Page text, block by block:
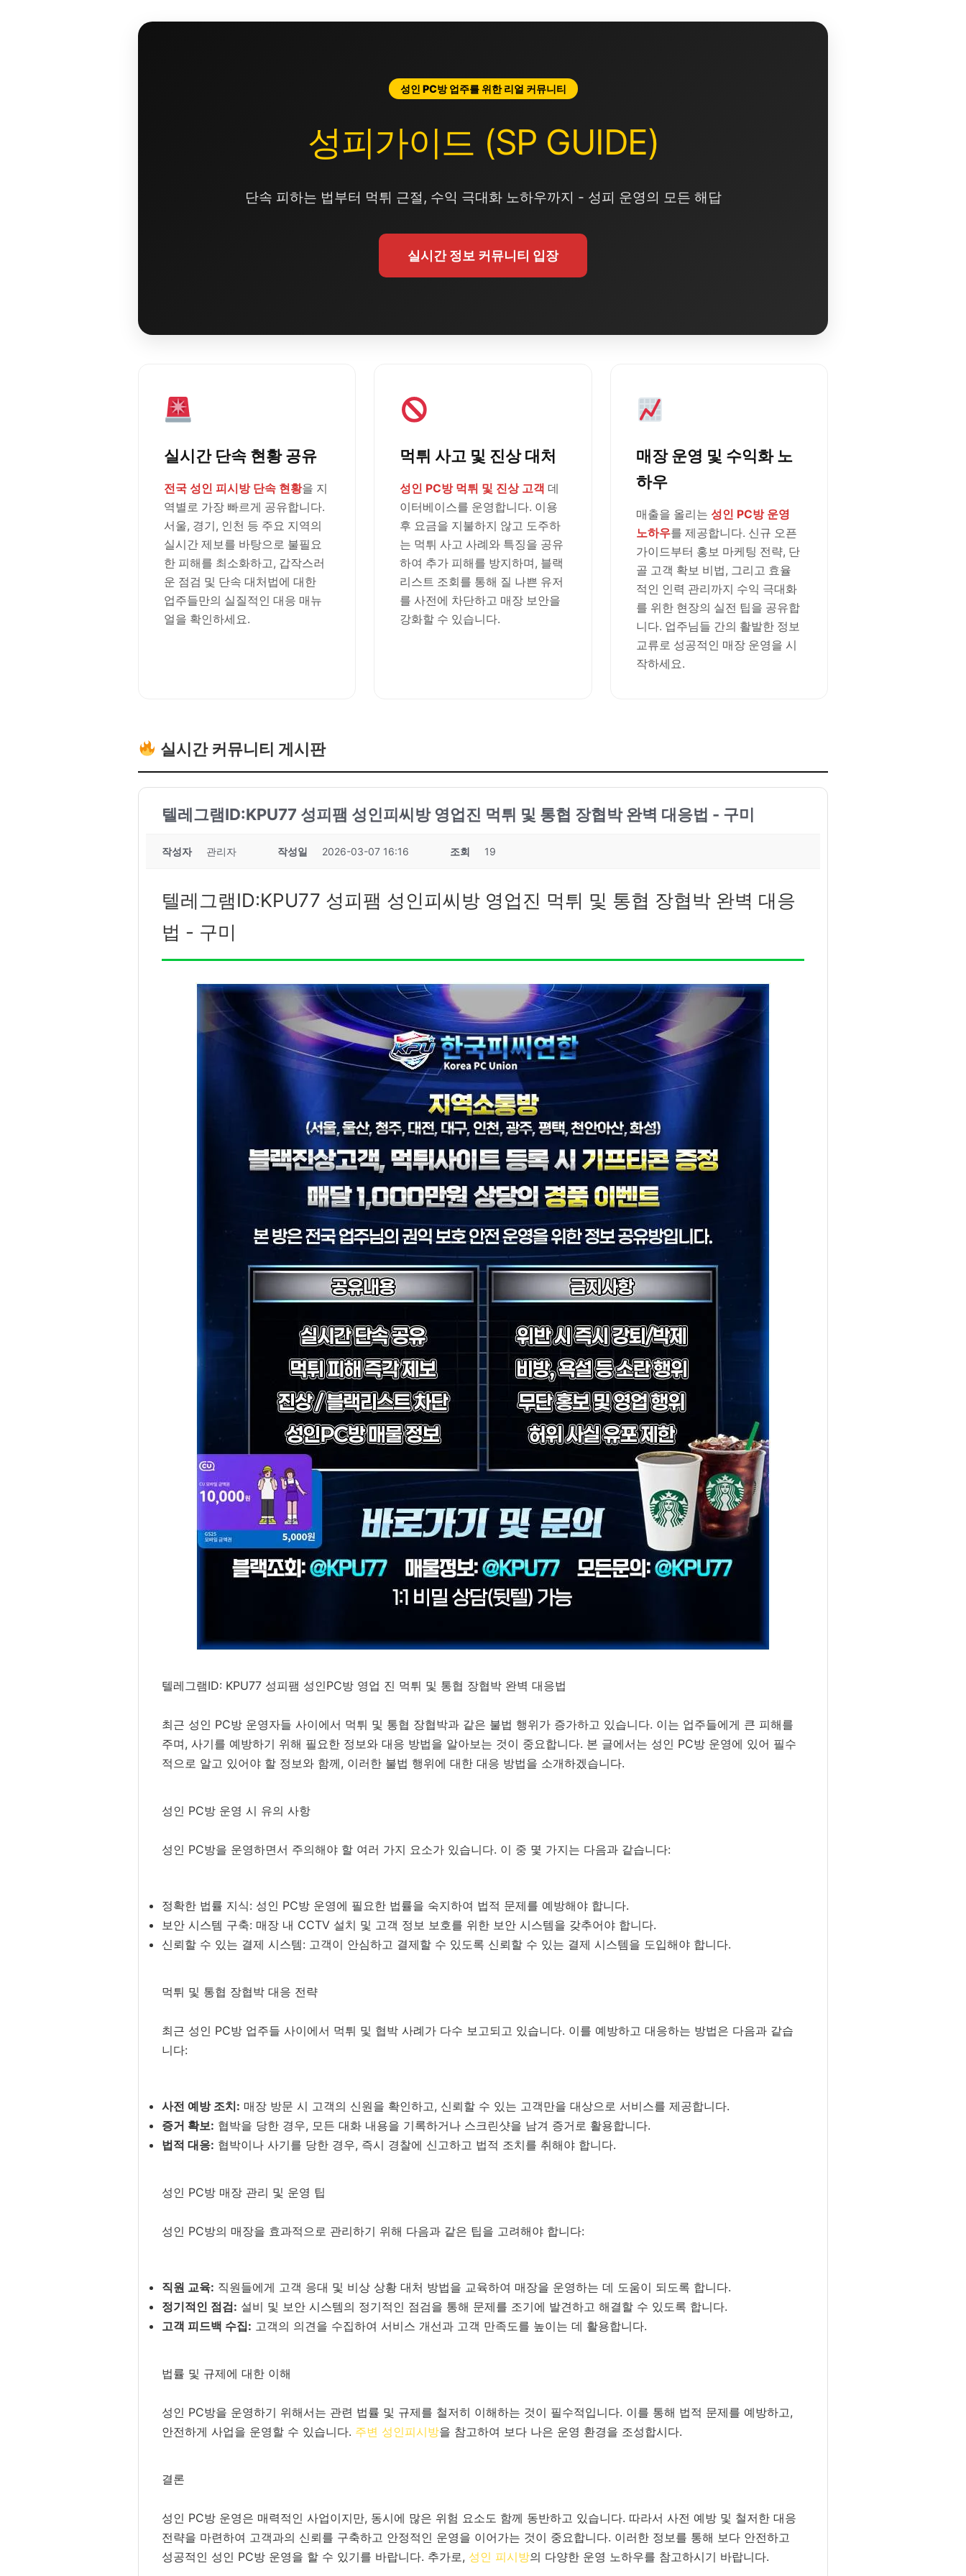
성인 PC방 업주를 위한 리얼 커뮤니티
성피가이드 (SP GUIDE)
단속 피하는 법부터 먹튀 근절, 수익 극대화 노하우까지 - 성피 운영의 모든 해답
실시간 정보 커뮤니티 입장
실시간 단속 현황 공유
전국 성인 피시방 단속 현황을 지
역별로 가장 빠르게 공유합니다.
서울, 경기, 인천 등 주요 지역의
실시간 제보를 바탕으로 불필요
한 피해를 최소화하고, 갑작스러
운 점검 및 단속 대처법에 대한
업주들만의 실질적인 대응 매뉴
얼을 확인하세요.
먹튀 사고 및 진상 대처
성인 PC방 먹튀 및 진상 고객 데
이터베이스를 운영합니다. 이용
후 요금을 지불하지 않고 도주하
는 먹튀 사고 사례와 특징을 공유
하여 추가 피해를 방지하며, 블랙
리스트 조회를 통해 질 나쁜 유저
를 사전에 차단하고 매장 보안을
강화할 수 있습니다.
매장 운영 및 수익화 노
하우
매출을 올리는 성인 PC방 운영
노하우를 제공합니다. 신규 오픈
가이드부터 홍보 마케팅 전략, 단
골 고객 확보 비법, 그리고 효율
적인 인력 관리까지 수익 극대화
를 위한 현장의 실전 팁을 공유합
니다. 업주님들 간의 활발한 정보
교류로 성공적인 매장 운영을 시
작하세요.
실시간 커뮤니티 게시판
텔레그램ID:KPU77 성피팸 성인피씨방 영업진 먹튀 및 통협 장협박 완벽 대응법 - 구미
작성자 관리자 작성일 2026-03-07 16:16 조회 19
텔레그램ID:KPU77 성피팸 성인피씨방 영업진 먹튀 및 통협 장협박 완벽 대응
법 - 구미
텔레그램ID: KPU77 성피팸 성인PC방 영업 진 먹튀 및 통협 장협박 완벽 대응법
최근 성인 PC방 운영자들 사이에서 먹튀 및 통협 장협박과 같은 불법 행위가 증가하고 있습니다. 이는 업주들에게 큰 피해를
주며, 사기를 예방하기 위해 필요한 정보와 대응 방법을 알아보는 것이 중요합니다. 본 글에서는 성인 PC방 운영에 있어 필수
적으로 알고 있어야 할 정보와 함께, 이러한 불법 행위에 대한 대응 방법을 소개하겠습니다.
성인 PC방 운영 시 유의 사항
성인 PC방을 운영하면서 주의해야 할 여러 가지 요소가 있습니다. 이 중 몇 가지는 다음과 같습니다:
정확한 법률 지식: 성인 PC방 운영에 필요한 법률을 숙지하여 법적 문제를 예방해야 합니다.
보안 시스템 구축: 매장 내 CCTV 설치 및 고객 정보 보호를 위한 보안 시스템을 갖추어야 합니다.
신뢰할 수 있는 결제 시스템: 고객이 안심하고 결제할 수 있도록 신뢰할 수 있는 결제 시스템을 도입해야 합니다.
먹튀 및 통협 장협박 대응 전략
최근 성인 PC방 업주들 사이에서 먹튀 및 협박 사례가 다수 보고되고 있습니다. 이를 예방하고 대응하는 방법은 다음과 같습
니다:
사전 예방 조치: 매장 방문 시 고객의 신원을 확인하고, 신뢰할 수 있는 고객만을 대상으로 서비스를 제공합니다.
증거 확보: 협박을 당한 경우, 모든 대화 내용을 기록하거나 스크린샷을 남겨 증거로 활용합니다.
법적 대응: 협박이나 사기를 당한 경우, 즉시 경찰에 신고하고 법적 조치를 취해야 합니다.
성인 PC방 매장 관리 및 운영 팁
성인 PC방의 매장을 효과적으로 관리하기 위해 다음과 같은 팁을 고려해야 합니다:
직원 교육: 직원들에게 고객 응대 및 비상 상황 대처 방법을 교육하여 매장을 운영하는 데 도움이 되도록 합니다.
정기적인 점검: 설비 및 보안 시스템의 정기적인 점검을 통해 문제를 조기에 발견하고 해결할 수 있도록 합니다.
고객 피드백 수집: 고객의 의견을 수집하여 서비스 개선과 고객 만족도를 높이는 데 활용합니다.
법률 및 규제에 대한 이해
성인 PC방을 운영하기 위해서는 관련 법률 및 규제를 철저히 이해하는 것이 필수적입니다. 이를 통해 법적 문제를 예방하고,
안전하게 사업을 운영할 수 있습니다. 주변 성인피시방을 참고하여 보다 나은 운영 환경을 조성합시다.
결론
성인 PC방 운영은 매력적인 사업이지만, 동시에 많은 위험 요소도 함께 동반하고 있습니다. 따라서 사전 예방 및 철저한 대응
전략을 마련하여 고객과의 신뢰를 구축하고 안정적인 운영을 이어가는 것이 중요합니다. 이러한 정보를 통해 보다 안전하고
성공적인 성인 PC방 운영을 할 수 있기를 바랍니다. 추가로, 성인 피시방의 다양한 운영 노하우를 참고하시기 바랍니다.